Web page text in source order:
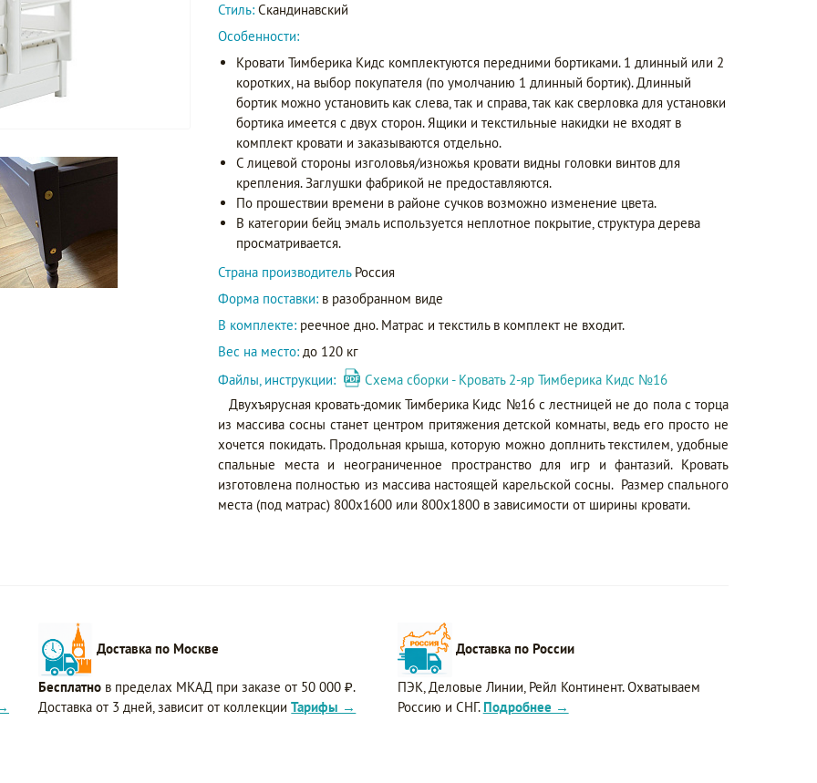
Стиль: Скандинавский
Особенности:
Кровати Тимберика Кидс комплектуются передними бортиками. 1 длинный или 2
коротких, на выбор покупателя (по умолчанию 1 длинный бортик). Длинный
бортик можно установить как слева, так и справа, так как сверловка для установки
бортика имеется с двух сторон. Ящики и текстильные накидки не входят в
комплект кровати и заказываются отдельно.
С лицевой стороны изголовья/изножья кровати видны головки винтов для
крепления. Заглушки фабрикой не предоставляются.
По прошествии времени в районе сучков возможно изменение цвета.
В категории бейц эмаль используется неплотное покрытие, структура дерева
просматривается.
Страна производитель Россия
Форма поставки: в разобранном виде
В комплекте: реечное дно. Матрас и текстиль в комплект не входит.
Вес на место: до 120 кг
Файлы, инструкции:
Схема сборки - Кровать 2-яр Тимберика Кидс №16
Двухъярусная кровать-домик Тимберика Кидс №16 с лестницей не до пола с торца
из массива сосны станет центром притяжения детской комнаты, ведь его просто не
хочется покидать. Продольная крыша, которую можно доплнить текстилем, удобные
спальные места и неограниченное пространство для игр и фантазий. Кровать
изготовлена полностью из массива настоящей карельской сосны. Размер спального
места (под матрас) 800х1600 или 800х1800 в зависимости от ширины кровати.
Доставка по Москве
Бесплатно в пределах МКАД при заказе от 50 000 ₽.
Доставка от 3 дней, зависит от коллекцииТарифы →
Доставка по России
ПЭК, Деловые Линии, Рейл Континент. Охватываем
Россию и СНГ. Подробнее →